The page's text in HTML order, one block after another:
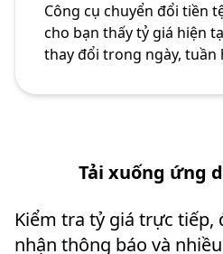
Công cụ chuyển đổi tiền
cho bạn thấy tỷ giá hiện
thay đổi trong ngày, tuần
Tải xuống ứng
Kiểm tra tỷ giá trực tiếp,
nhận thông báo và